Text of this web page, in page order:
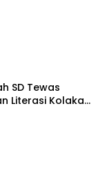
SD Tewas
Literasi Kolaka